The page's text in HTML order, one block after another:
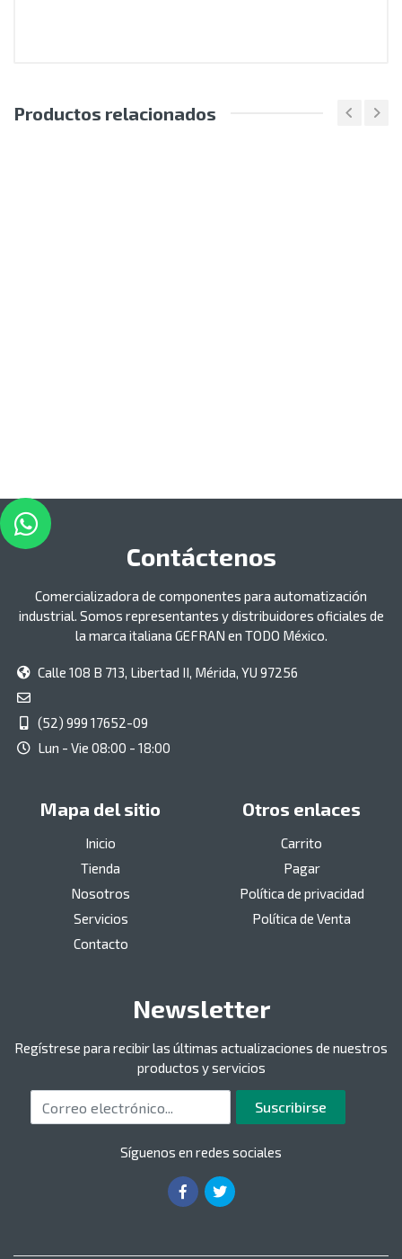
Productos relacionados
Contáctenos
Comercializadora de componentes para automatización
industrial. Somos representantes y distribuidores oficiales de
la marca italiana GEFRAN en TODO México.
Calle 108 B 713, Libertad II, Mérida, YU 97256
(52) 999 17652-09
Lun - Vie 08:00 - 18:00
Mapa del sitio
Inicio
Tienda
Nosotros
Servicios
Contacto
Otros enlaces
Carrito
Pagar
Política de privacidad
Política de Venta
Newsletter
Regístrese para recibir las últimas actualizaciones de nuestros
productos y servicios
Correo electrónico Suscribirse
Síguenos en redes sociales